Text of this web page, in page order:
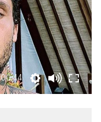
00:44